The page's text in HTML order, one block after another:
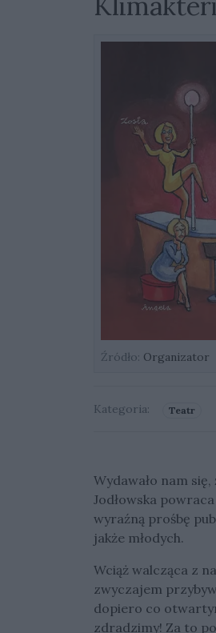
Źródło: Organizator
Kategoria: Teatr
Wydawało nam
Jodłowska
wyraźną prośbę
jakże młodych.
Wciąż walcząca z
zwyczajem
dopiero co
zdradzimy! Za to